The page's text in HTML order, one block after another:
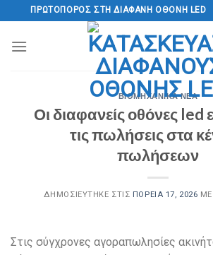
Μετάβαση
στο
περιεχόμενο
ΠΡΩΤΟΠΌΡΟΣ ΣΤΗ ΔΙΑΦΑΝΉ ΟΘΌΝΗ LED
ΒΙΟΜΗΧΑΝΙΚΆ ΝΈΑ
Οι διαφανείς οθόνες led
τις πωλήσεις στα
πωλήσεων
ΔΗΜΟΣΙΕΎΤΗΚΕ ΣΤΙΣ ΠΟΡΕΊΑ 17, 2026 ΜΕ
Στις σύγχρονες αγοραπωλησίες